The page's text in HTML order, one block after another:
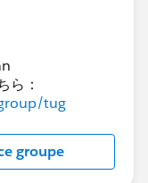
ら：
tug
groupe